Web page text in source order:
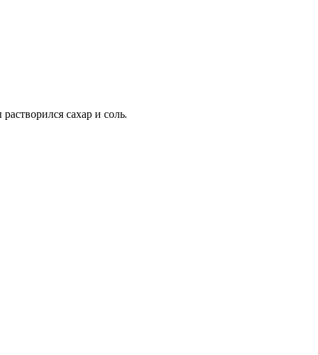
сахар и соль.